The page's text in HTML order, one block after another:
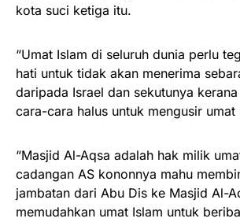
kota suci ketiga itu.
“Umat Islam di seluruh dunia perlu
hati untuk tidak akan menerima
daripada Israel dan sekutunya
cara-cara halus untuk mengusir umat
“Masjid Al-Aqsa adalah hak milik
cadangan AS kononnya mahu
jambatan dari Abu Dis ke Masjid Al-
memudahkan umat Islam untuk